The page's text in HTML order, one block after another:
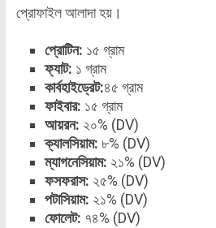
প্রোফাইল আলাদা হয়।
প্রোটিন: ১৫ গ্রাম
ফ্যাট: ১ গ্রাম
কার্বহাইড্রেট:৪৫ গ্রাম
ফাইবার: ১৫ গ্রাম
আয়রন: ২০% (DV)
ক্যালসিয়াম: ৮% (DV)
ম্যাগনেসিয়াম: ২১% (DV)
ফসফরাস: ২৫% (DV)
পটাসিয়াম: ২১% (DV)
ফোলেট: ৭৪% (DV)